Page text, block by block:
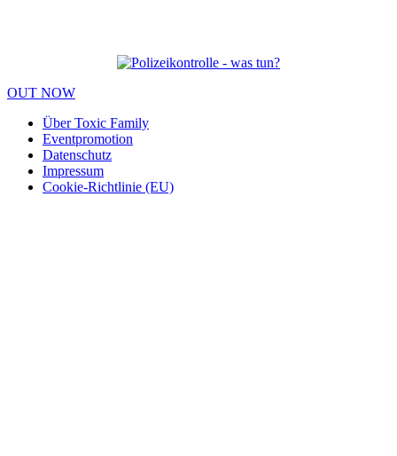
OUT NOW
Über Toxic Family
Eventpromotion
Datenschutz
Impressum
Cookie-Richtlinie (EU)